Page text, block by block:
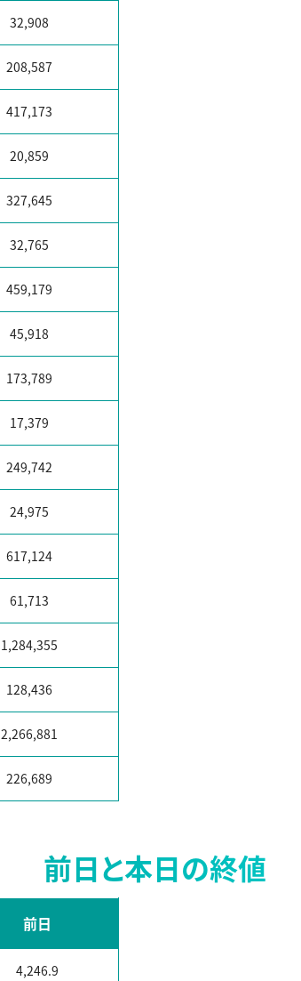
32,908
208,587
417,173
20,859
327,645
32,765
459,179
45,918
173,789
17,379
249,742
24,975
617,124
61,713
1,284,355
128,436
2,266,881
226,689
前日と本日の終値
前日
4,246.9